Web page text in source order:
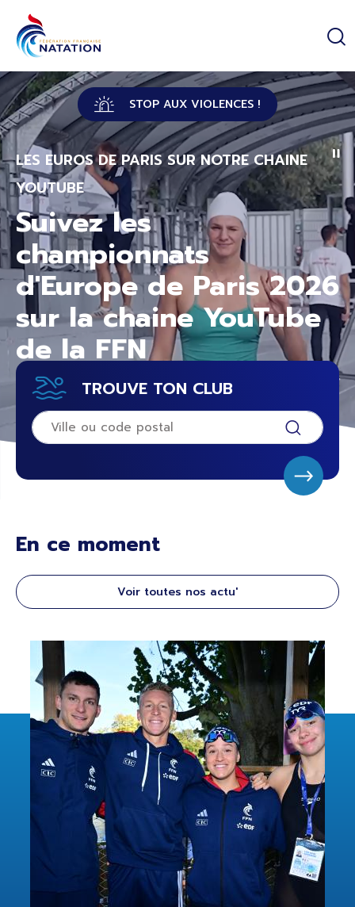
Passer au contenu principal
STOP AUX VIOLENCES !
LES EUROS DE PARIS SUR NOTRE CHAINE
YOUTUBE
Suivez les
championnats
d'Europe de Paris 2026
sur la chaine YouTube
de la FFN
TROUVE TON CLUB
En ce moment
Voir toutes nos actu'
Panneau de gestion des cookies